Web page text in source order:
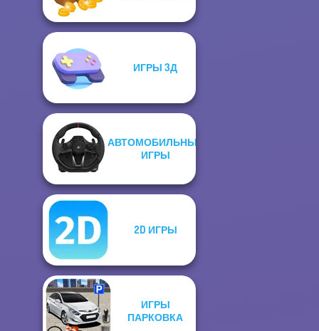
ИГРЫ 3Д
АВТОМОБИЛЬНЫЕ
ИГРЫ
2D ИГРЫ
ИГРЫ
ПАРКОВКА